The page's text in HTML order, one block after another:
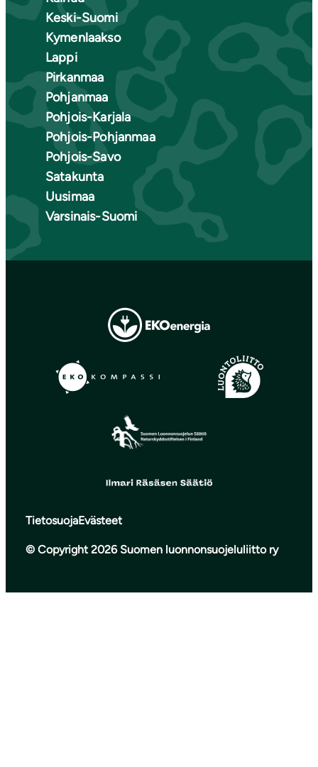
Keski-Suomi
Kymenlaakso
Lappi
Pirkanmaa
Pohjanmaa
Pohjois-Karjala
Pohjois-Pohjanmaa
Pohjois-Savo
Satakunta
Uusimaa
Varsinais-Suomi
TietosuojaEvästeet
© Copyright 2026 Suomen luonnonsuojeluliitto ry